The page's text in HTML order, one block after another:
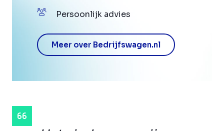
Persoonlijk advies
Meer over Bedrijfswagen.nl